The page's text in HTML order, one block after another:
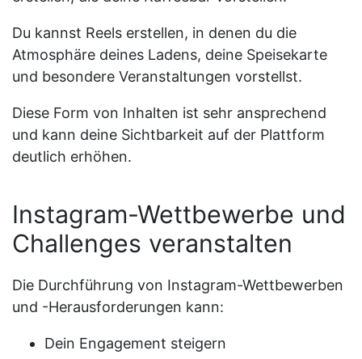
Du kannst Reels erstellen, in denen du die
Atmosphäre deines Ladens, deine Speisekarte
und besondere Veranstaltungen vorstellst.
Diese Form von Inhalten ist sehr ansprechend
und kann deine Sichtbarkeit auf der Plattform
deutlich erhöhen.
Instagram-Wettbewerbe und
Challenges veranstalten
Die Durchführung von Instagram-Wettbewerben
und -Herausforderungen kann:
Dein Engagement steigern